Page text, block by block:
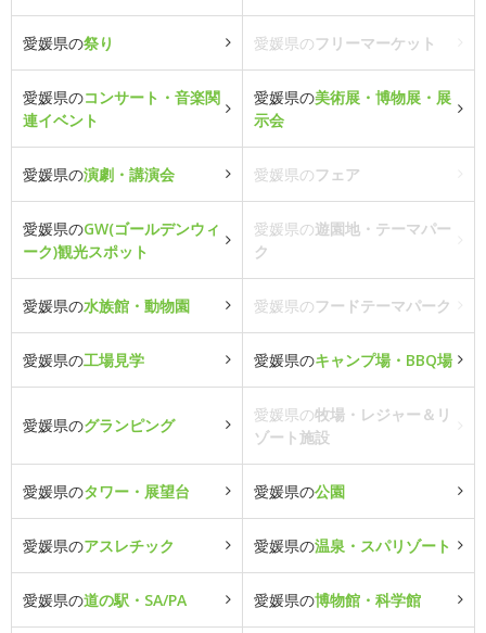
愛媛県の祭り 愛媛県のフリーマーケット
愛媛県のコンサート・音楽関
連イベント
愛媛県の美術展・博物展・展
示会
愛媛県の演劇・講演会 愛媛県のフェア
愛媛県のGW(ゴールデンウィ
ーク)観光スポット
愛媛県の遊園地・テーマパー
ク
愛媛県の水族館・動物園 愛媛県のフードテーマパーク
愛媛県の工場見学 愛媛県のキャンプ場・BBQ場
愛媛県のグランピング
愛媛県の牧場・レジャー＆リ
ゾート施設
愛媛県のタワー・展望台 愛媛県の公園
愛媛県のアスレチック 愛媛県の温泉・スパリゾート
愛媛県の道の駅・SA/PA 愛媛県の博物館・科学館